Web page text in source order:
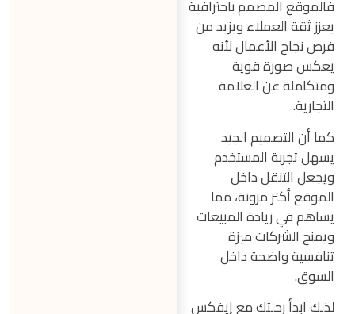
فالموقع المصمم باحترافية
يعزز ثقة العملاء ويزيد من
فرص نجاح الأعمال لأنه
يعكس صورة قوية
ومتكاملة عن العلامة
التجارية.
كما أن التصميم الجيد
يسهل تجربة المستخدم
ويجعل التنقل داخل
الموقع أكثر مرونة، مما
يساهم في زيادة المبيعات
ويمنح الشركات ميزة
تنافسية واضحة داخل
السوق.
لذلك ابدأ رحلتك مع إيفكس